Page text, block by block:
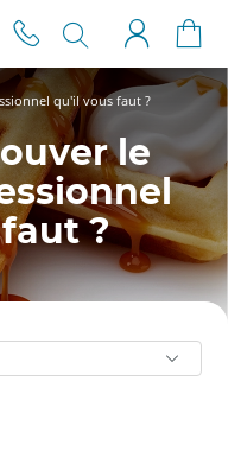
qu'il vous faut ?
le
?